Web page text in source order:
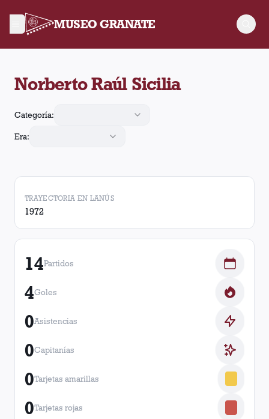
MUSEO GRANATE
Norberto Raúl Sicilia
Categoría:
Era:
TRAYECTORIA EN LANÚS
1972
14Partidos
4Goles
0Asistencias
0Capitanías
0Tarjetas amarillas
0Tarjetas rojas